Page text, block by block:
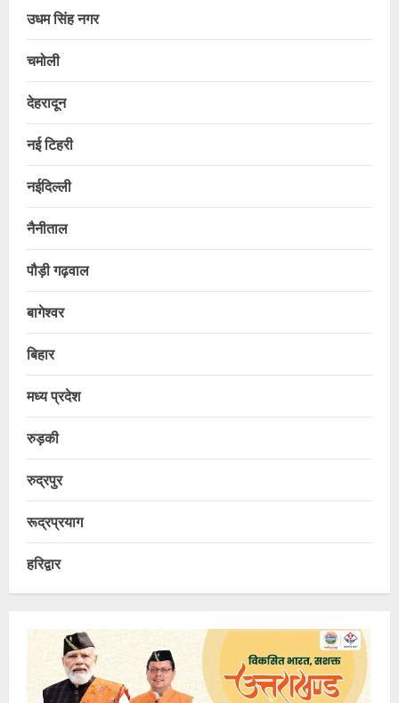
उधम सिंह नगर
चमोली
देहरादून
नई टिहरी
नईदिल्ली
नैनीताल
पौड़ी गढ़वाल
बागेश्वर
बिहार
मध्य प्रदेश
रुड़की
रुद्रपुर
रूद्रप्रयाग
हरिद्वार